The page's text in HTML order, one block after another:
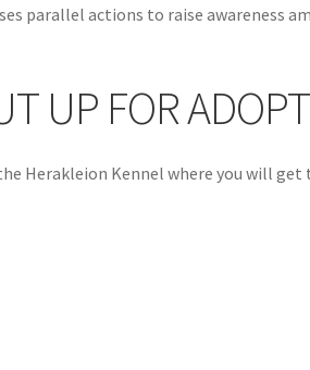
parallel actions to raise awareness
UP FOR
Herakleion Kennel where you will